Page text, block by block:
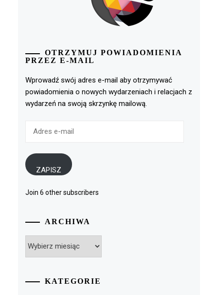
OTRZYMUJ POWIADOMIENIA
PRZEZ E-MAIL
Wprowadź swój adres e-mail aby otrzymywać
powiadomienia o nowych wydarzeniach i relacjach z
wydarzeń na swoją skrzynkę mailową.
ZAPISZ
Join 6 other subscribers
ARCHIWA
KATEGORIE